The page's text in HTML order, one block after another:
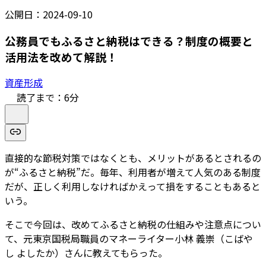
公開日： 2024-09-10
公務員でもふるさと納税はできる？制度の概要と
活用法を改めて解説！
資産形成
読了まで： 6分
直接的な節税対策ではなくとも、メリットがあるとされるの
が“ふるさと納税”だ。毎年、利用者が増えて人気のある制度
だが、正しく利用しなければかえって損をすることもあると
いう。
そこで今回は、改めてふるさと納税の仕組みや注意点につい
て、元東京国税局職員のマネーライター小林 義崇（こばや
し よしたか）さんに教えてもらった。